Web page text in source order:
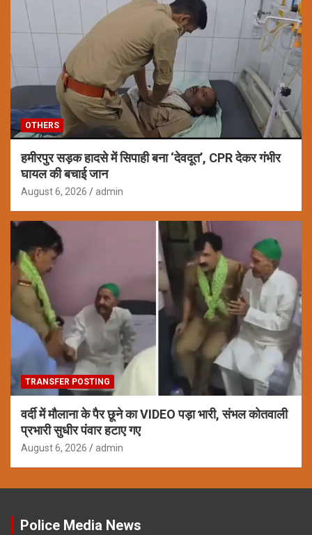
OTHERS
हमीरपुर सड़क हादसे में सिपाही बना ‘देवदूत’, CPR देकर गंभीर
घायल की बचाई जान
August 6, 2026 admin
TRANSFER POSTING
वर्दी में मौलाना के पैर छूने का VIDEO पड़ा भारी, संभल कोतवाली
प्रभारी सुधीर पंवार हटाए गए
August 6, 2026 admin
Police Media News